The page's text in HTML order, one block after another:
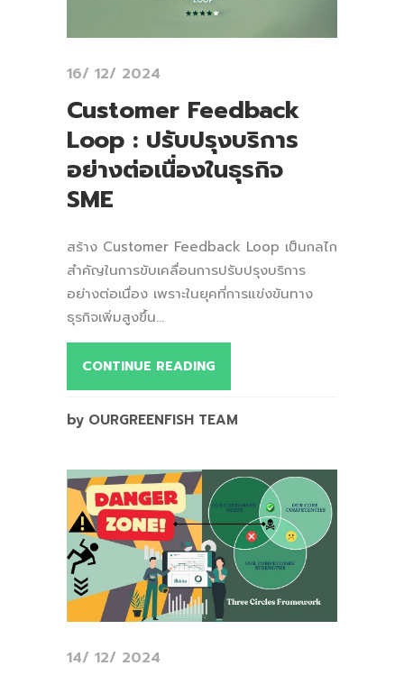
16/ 12/ 2024
Customer Feedback
Loop : ปรับปรุงบริการ
อย่างต่อเนื่องในธุรกิจ
SME
สร้าง Customer Feedback Loop เป็นกลไก
สำคัญในการขับเคลื่อนการปรับปรุงบริการ
อย่างต่อเนื่อง เพราะในยุคที่การแข่งขันทาง
ธุรกิจเพิ่มสูงขึ้น...
CONTINUE READING
by OURGREENFISH TEAM
14/ 12/ 2024